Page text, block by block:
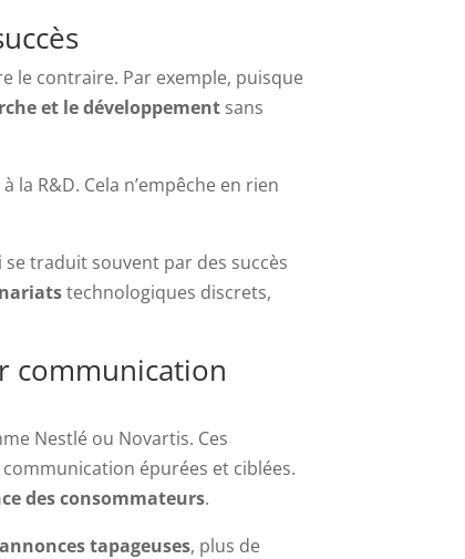
le contraire. Par exemple, puisque
et le développement sans
R&D. Cela n’empêche en rien
traduit souvent par des succès
technologiques discrets,
communication
Nestlé ou Novartis. Ces
épurées et ciblées.
des consommateurs.
tapageuses, plus de